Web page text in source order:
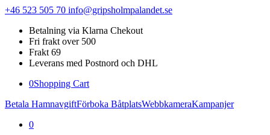
+46 523 505 70 info@gripsholmpalandet.se
Betalning via Klarna Chekout
Fri frakt over 500
Frakt 69
Leverans med Postnord och DHL
0Shopping Cart
Betala HamnavgiftFörboka BåtplatsWebbkameraKampanjer
0